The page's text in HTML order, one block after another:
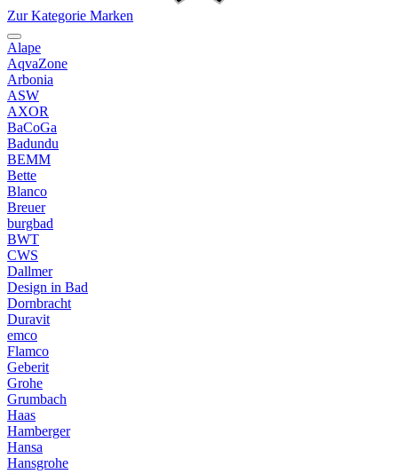
Zur Kategorie Marken
Alape
AqvaZone
Arbonia
ASW
AXOR
BaCoGa
Badundu
BEMM
Bette
Blanco
Breuer
burgbad
BWT
CWS
Dallmer
Design in Bad
Dornbracht
Duravit
emco
Flamco
Geberit
Grohe
Grumbach
Haas
Hamberger
Hansa
Hansgrohe